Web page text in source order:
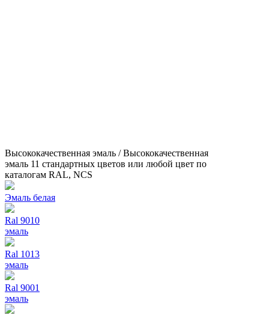
Высококачественная эмаль / Высококачественная
эмаль 11 стандартных цветов или любой цвет по
каталогам RAL, NCS
Эмаль белая
Ral 9010
эмаль
Ral 1013
эмаль
Ral 9001
эмаль